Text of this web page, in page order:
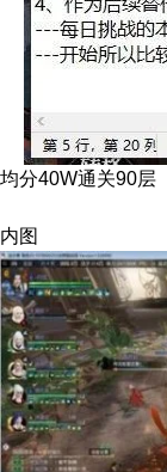
均分40W通关90层
内图